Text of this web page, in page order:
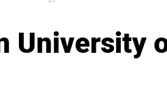
University